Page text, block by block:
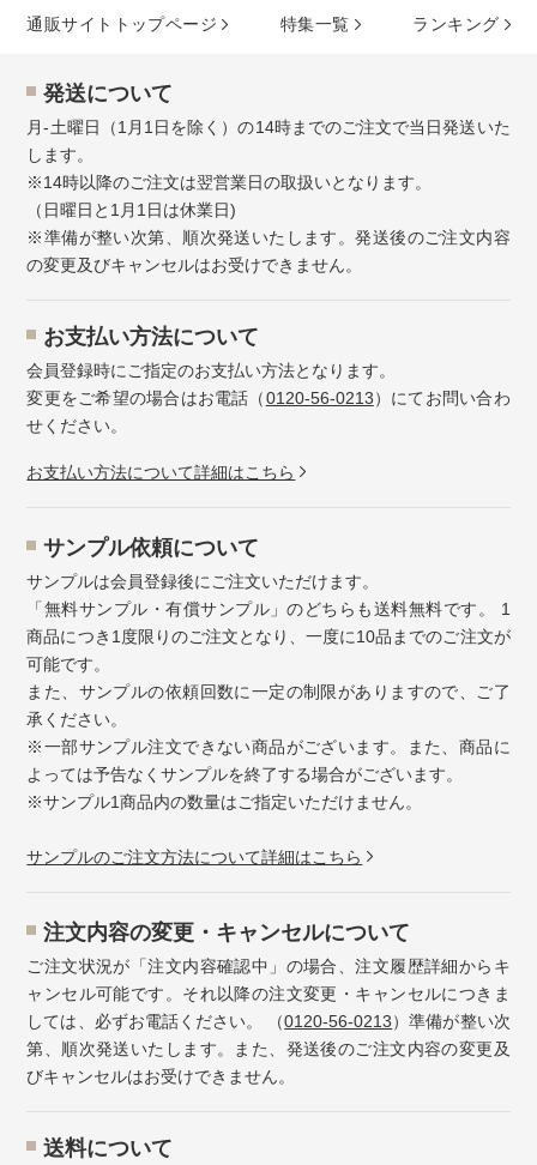
通販サイトトップページ 特集⼀覧 ランキング
発送について
月-土曜日（1月1日を除く）の14時までのご注文で当日発送いた
します。
※14時以降のご注文は翌営業日の取扱いとなります。
（日曜日と1月1日は休業日)
※準備が整い次第、順次発送いたします。発送後のご注文内容
の変更及びキャンセルはお受けできません。
お⽀払い⽅法について
会員登録時にご指定のお支払い方法となります。
変更をご希望の場合はお電話（0120-56-0213）にてお問い合わ
せください。
お⽀払い⽅法について詳細はこちら
サンプル依頼について
サンプルは会員登録後にご注文いただけます。
「無料サンプル・有償サンプル」のどちらも送料無料です。 1
商品につき1度限りのご注文となり、一度に10品までのご注文が
可能です。
また、サンプルの依頼回数に一定の制限がありますので、ご了
承ください。
※一部サンプル注文できない商品がございます。また、商品に
よっては予告なくサンプルを終了する場合がございます。
※サンプル1商品内の数量はご指定いただけません。
サンプルのご注文方法について詳細はこちら
注⽂内容の変更・キャンセルについて
ご注文状況が「注文内容確認中」の場合、注文履歴詳細からキ
ャンセル可能です。それ以降の注文変更・キャンセルにつきま
しては、必ずお電話ください。 （0120-56-0213）準備が整い次
第、順次発送いたします。また、発送後のご注文内容の変更及
びキャンセルはお受けできません。
送料について